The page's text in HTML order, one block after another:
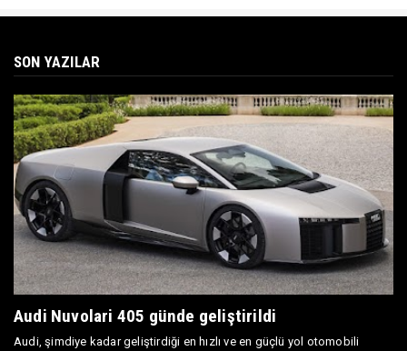
SON YAZILAR
Audi Nuvolari 405 günde geliştirildi
Audi, şimdiye kadar geliştirdiği en hızlı ve en güçlü yol otomobili